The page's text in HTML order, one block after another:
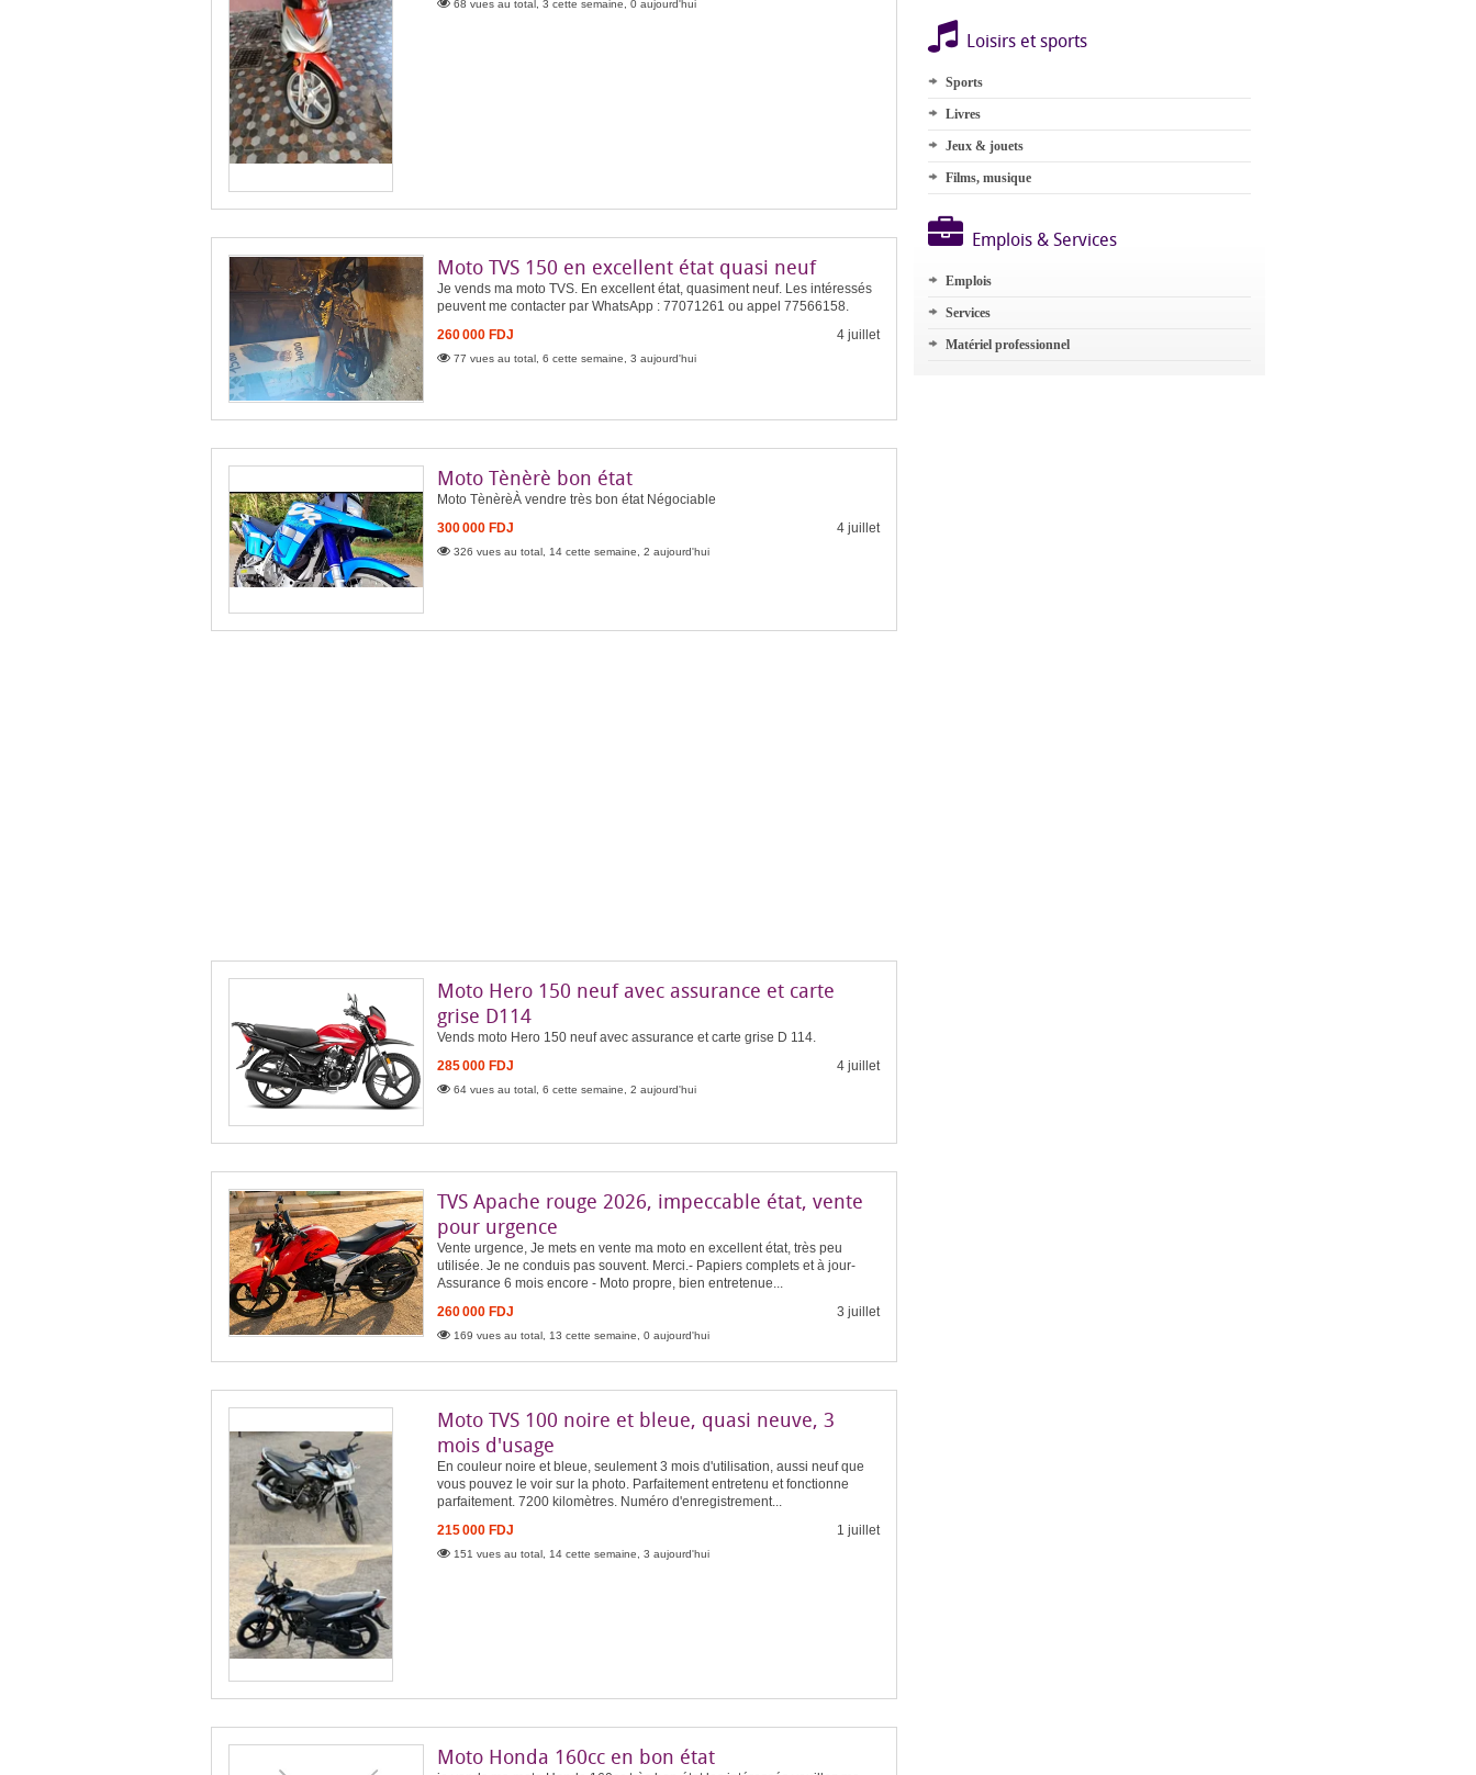
68 vues au total, 3 cette semaine, 0 aujourd'hui
Moto TVS 150 en excellent état quasi neuf
Je vends ma moto TVS. En excellent état, quasiment neuf. Les intéressés
peuvent me contacter par WhatsApp : 77071261 ou appel 77566158.
260 000 FDJ
4 juillet
77 vues au total, 6 cette semaine, 3 aujourd'hui
Moto Tènèrè bon état
Moto TènèrèÀ vendre très bon état Négociable
300 000 FDJ
4 juillet
326 vues au total, 14 cette semaine, 2 aujourd'hui
Moto Hero 150 neuf avec assurance et carte
grise D114
Vends moto Hero 150 neuf avec assurance et carte grise D 114.
285 000 FDJ
4 juillet
64 vues au total, 6 cette semaine, 2 aujourd'hui
TVS Apache rouge 2026, impeccable état, vente
pour urgence
Vente urgence, Je mets en vente ma moto en excellent état, très peu
utilisée. Je ne conduis pas souvent. Merci.- Papiers complets et à jour-
Assurance 6 mois encore - Moto propre, bien entretenue...
260 000 FDJ
3 juillet
169 vues au total, 13 cette semaine, 0 aujourd'hui
Moto TVS 100 noire et bleue, quasi neuve, 3
mois d'usage
En couleur noire et bleue, seulement 3 mois d'utilisation, aussi neuf que
vous pouvez le voir sur la photo. Parfaitement entretenu et fonctionne
parfaitement. 7200 kilomètres. Numéro d'enregistrement...
215 000 FDJ
1 juillet
151 vues au total, 14 cette semaine, 3 aujourd'hui
Moto Honda 160cc en bon état
Loisirs et sports
Sports
Livres
Jeux & jouets
Films, musique
Emplois & Services
Emplois
Services
Matériel professionnel